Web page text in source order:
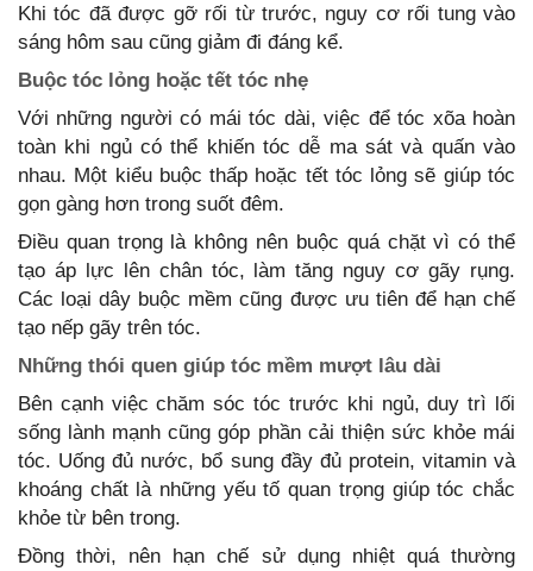
Khi tóc đã được gỡ rối từ trước, nguy cơ rối tung vào
sáng hôm sau cũng giảm đi đáng kể.
Buộc tóc lỏng hoặc tết tóc nhẹ
Với những người có mái tóc dài, việc để tóc xõa hoàn
toàn khi ngủ có thể khiến tóc dễ ma sát và quấn vào
nhau. Một kiểu buộc thấp hoặc tết tóc lỏng sẽ giúp tóc
gọn gàng hơn trong suốt đêm.
Điều quan trọng là không nên buộc quá chặt vì có thể
tạo áp lực lên chân tóc, làm tăng nguy cơ gãy rụng.
Các loại dây buộc mềm cũng được ưu tiên để hạn chế
tạo nếp gãy trên tóc.
Những thói quen giúp tóc mềm mượt lâu dài
Bên cạnh việc chăm sóc tóc trước khi ngủ, duy trì lối
sống lành mạnh cũng góp phần cải thiện sức khỏe mái
tóc. Uống đủ nước, bổ sung đầy đủ protein, vitamin và
khoáng chất là những yếu tố quan trọng giúp tóc chắc
khỏe từ bên trong.
Đồng thời, nên hạn chế sử dụng nhiệt quá thường